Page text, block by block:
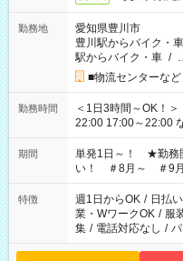
勤務地
愛知県豊川市
豊川駅からバイク・車
駅からバイク・車 /
■物流センターな
勤務時間
＜1日3時間～OK！＞ ▼ 例えば… ▼ 15:00～18:00 15:00～
22:00 17:00～22:00 など こちら以外の時間もお気軽に
ださい！
期間
単発1日～！ ★勤務
い！ ＃8月～ ＃9
特徴 週1日からOK / 日払
業・WワークOK / 服
集 / 電話対応なし /